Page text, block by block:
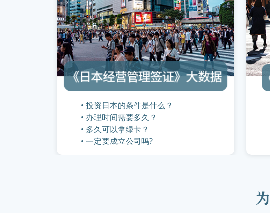
• 投资日本的条件是什么？
• 办理时间需要多久？
• 多久可以拿绿卡？
• 一定要成立公司吗?